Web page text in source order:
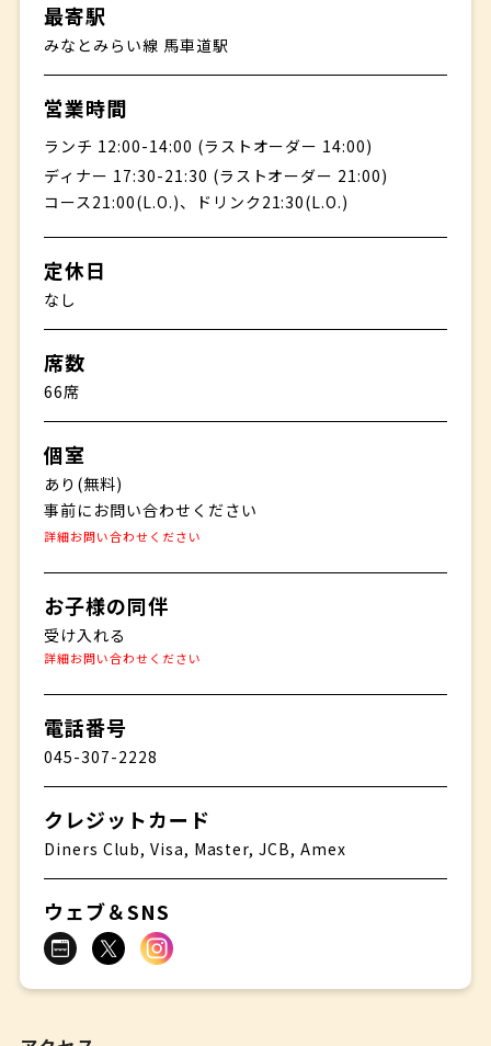
最寄駅
みなとみらい線 馬車道駅
営業時間
ランチ 12:00-14:00 (ラストオーダー 14:00)
ディナー 17:30-21:30 (ラストオーダー 21:00)
コース21:00(L.O.)、ドリンク21:30(L.O.)
定休日
なし
席数
66席
個室
あり(無料)
事前にお問い合わせください
詳細お問い合わせください
お子様の同伴
受け入れる
詳細お問い合わせください
電話番号
045-307-2228
クレジットカード
Diners Club, Visa, Master, JCB, Amex
ウェブ＆SNS